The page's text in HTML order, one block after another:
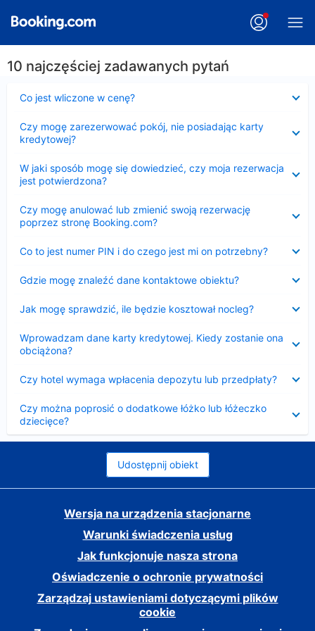
10 najczęściej zadawanych pytań
Co jest wliczone w cenę?
Czy mogę zarezerwować pokój, nie posiadając karty
kredytowej?
W jaki sposób mogę się dowiedzieć, czy moja rezerwacja
jest potwierdzona?
Czy mogę anulować lub zmienić swoją rezerwację
poprzez stronę Booking.com?
Co to jest numer PIN i do czego jest mi on potrzebny?
Gdzie mogę znaleźć dane kontaktowe obiektu?
Jak mogę sprawdzić, ile będzie kosztował nocleg?
Wprowadzam dane karty kredytowej. Kiedy zostanie ona
obciążona?
Czy hotel wymaga wpłacenia depozytu lub przedpłaty?
Czy można poprosić o dodatkowe łóżko lub łóżeczko
dziecięce?
Udostępnij obiekt
Wersja na urządzenia stacjonarne
Warunki świadczenia usług
Jak funkcjonuje nasza strona
Oświadczenie o ochronie prywatności
Zarządzaj ustawieniami dotyczącymi plików
cookie